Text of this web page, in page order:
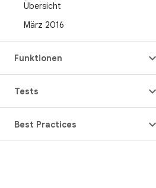
Übersicht
März 2016
Funktionen
Tests
Best Practices